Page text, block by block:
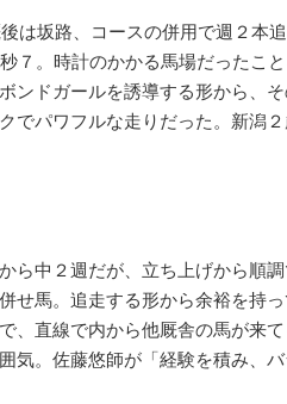
は坂路、コースの併用で週２本
７。時計のかかる馬場だったこ
ンドガールを誘導する形から、
でパワフルな走りだった。新潟
中２週だが、立ち上げから順調
せ馬。追走する形から余裕を持
、直線で内から他厩舎の馬が来
気。佐藤悠師が「経験を積み、